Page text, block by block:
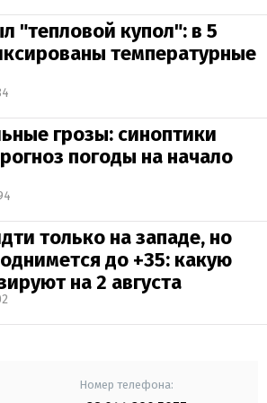
"тепловой купол": в 5
температурные
грозы: синоптики
погоды на начало
только на западе, но
до +35: какую
на 2 августа
Номер телефона: